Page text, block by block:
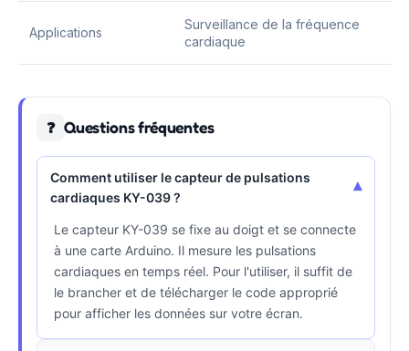
Applications
Surveillance de la fréquence
cardiaque
❓ Questions fréquentes
Comment utiliser le capteur de pulsations
cardiaques KY-039 ?
▾
Le capteur KY-039 se fixe au doigt et se connecte
à une carte Arduino. Il mesure les pulsations
cardiaques en temps réel. Pour l'utiliser, il suffit de
le brancher et de télécharger le code approprié
pour afficher les données sur votre écran.